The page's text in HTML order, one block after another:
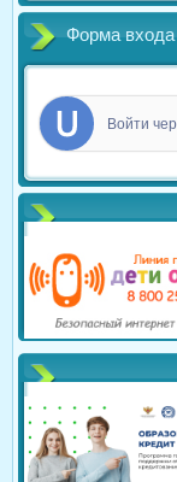
Форма входа
Войти